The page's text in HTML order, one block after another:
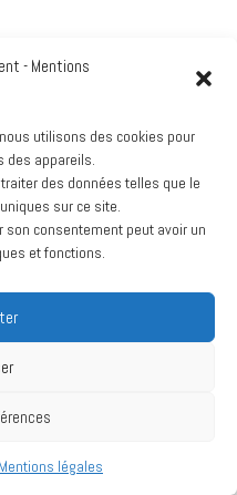
- Mentions
utilisons des cookies pour
des appareils.
des données telles que le
sur ce site.
son consentement peut avoir un
et fonctions.
Mentions légales
Sud- 2024